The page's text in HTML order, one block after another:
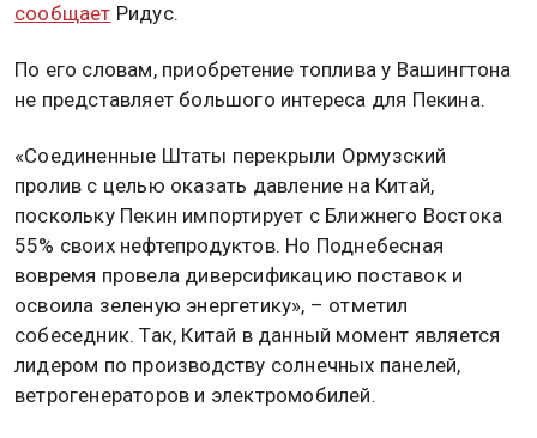
сообщает Ридус.
По его словам, приобретение топлива у Вашингтона
не представляет большого интереса для Пекина.
«Соединенные Штаты перекрыли Ормузский
пролив с целью оказать давление на Китай,
поскольку Пекин импортирует с Ближнего Востока
55% своих нефтепродуктов. Но Поднебесная
вовремя провела диверсификацию поставок и
освоила зеленую энергетику», – отметил
собеседник. Так, Китай в данный момент является
лидером по производству солнечных панелей,
ветрогенераторов и электромобилей.